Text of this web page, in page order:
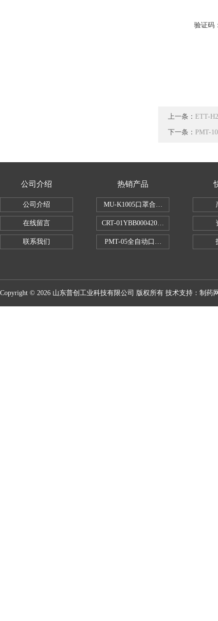
验证码
上一条： ETT-
下一条： PMT-
公司介绍
公司介绍
在线留言
联系我们
热销产品
MU-K1005口罩合成血液穿透试验仪
CRT-01YBB00042005数显式安瓿瓶圆
PMT-05全自动口红折断力测试仪
Copyright © 2026 山东普创工业科技有限公司 版权所有 技术支持： 制药